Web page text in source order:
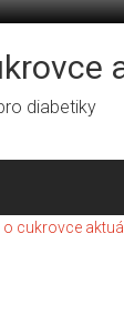
diabetiky